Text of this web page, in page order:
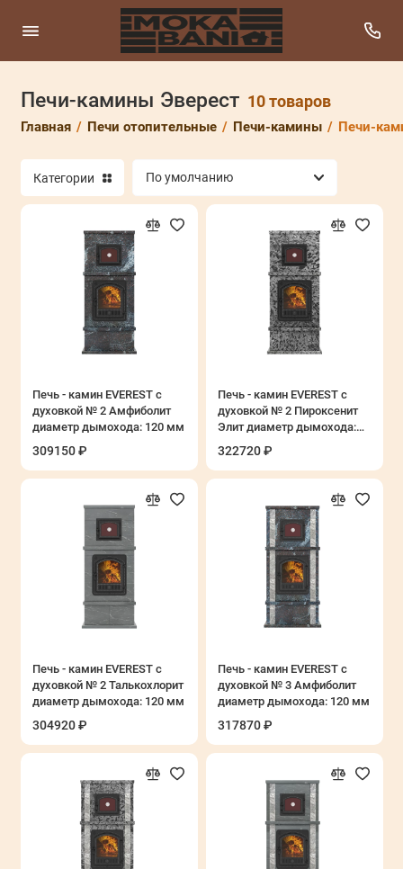
Печи-камины Эверест 10 товаров
Главная Печи отопительные Печи-камины Печи-
Везувий
Отопительно-варочные печи
Термофор (Конвектика)
Показать все
Категории
Печь - камин EVEREST с
духовкой № 2 Амфиболит
диаметр дымохода: 120 мм
309150 ₽
Печь - камин EVEREST с
духовкой № 2 Пироксенит
Элит диаметр дымохода:
322720 ₽
Печь - камин EVEREST с
духовкой № 2 Талькохлорит
диаметр дымохода: 120 мм
304920 ₽
Печь - камин EVEREST с
духовкой № 3 Амфиболит
диаметр дымохода: 120 мм
317870 ₽